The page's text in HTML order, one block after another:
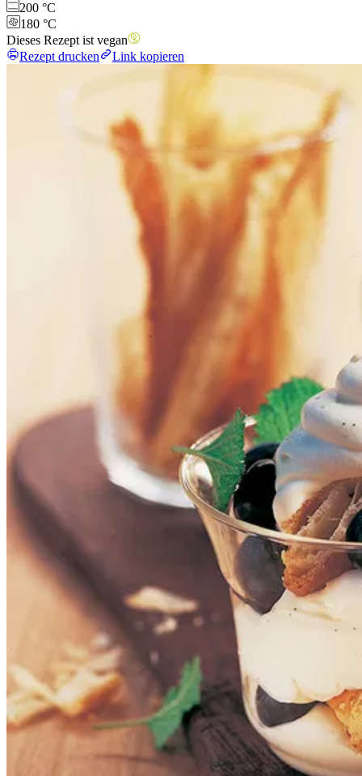
200 °C
180 °C
Dieses Rezept ist vegan
Rezept drucken
Link kopieren